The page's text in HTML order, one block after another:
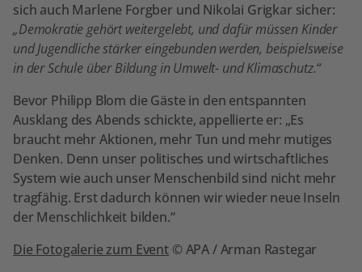
sich auch Marlene Forgber und Nikolai Grigkar sicher:
„Demokratie gehört weitergelebt, und dafür müssen Kinder
und Jugendliche stärker eingebunden werden, beispielsweise
in der Schule über Bildung in Umwelt- und Klimaschutz.“
Bevor Philipp Blom die Gäste in den entspannten
Ausklang des Abends schickte, appellierte er: „Es
braucht mehr Aktionen, mehr Tun und mehr mutiges
Denken. Denn unser politisches und wirtschaftliches
System wie auch unser Menschenbild sind nicht mehr
tragfähig. Erst dadurch können wir wieder neue Inseln
der Menschlichkeit bilden.“
Die Fotogalerie zum Event © APA / Arman Rastegar